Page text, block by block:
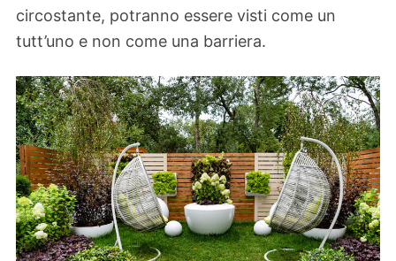
circostante, potranno essere visti come un
tutt’uno e non come una barriera.